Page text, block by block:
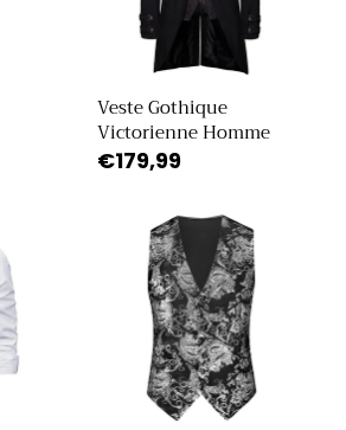
Veste Gothique
Victorienne Homme
Prix
€179,99